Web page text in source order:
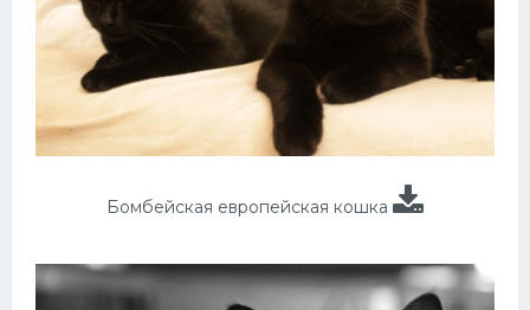
Бомбейская европейская кошка